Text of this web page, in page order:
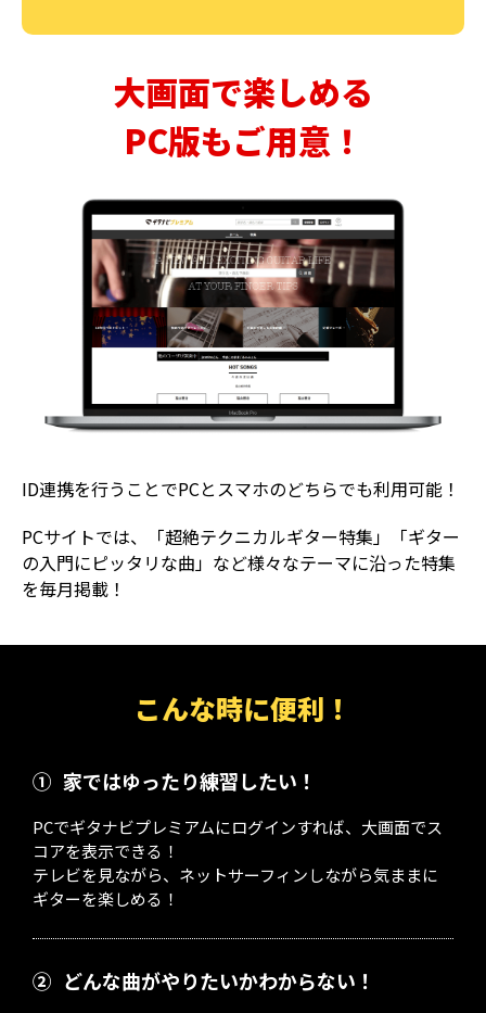
大画面で楽しめる
PC版もご用意！
ID連携を行うことでPCとスマホのどちらでも利用可能！
PCサイトでは、「超絶テクニカルギター特集」「ギター
の入門にピッタリな曲」など様々なテーマに沿った特集
を毎月掲載！
こんな時に便利！
① 家ではゆったり練習したい！
PCでギタナビプレミアムにログインすれば、大画面でス
コアを表示できる！
テレビを見ながら、ネットサーフィンしながら気ままに
ギターを楽しめる！
② どんな曲がやりたいかわからない！